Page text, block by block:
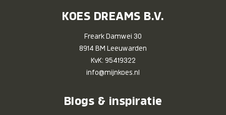
KOES DREAMS B.V.
Freark Damwei 30
8914 BM Leeuwarden
KvK: 95419322
info@mijnkoes.nl
Blogs & inspiratie